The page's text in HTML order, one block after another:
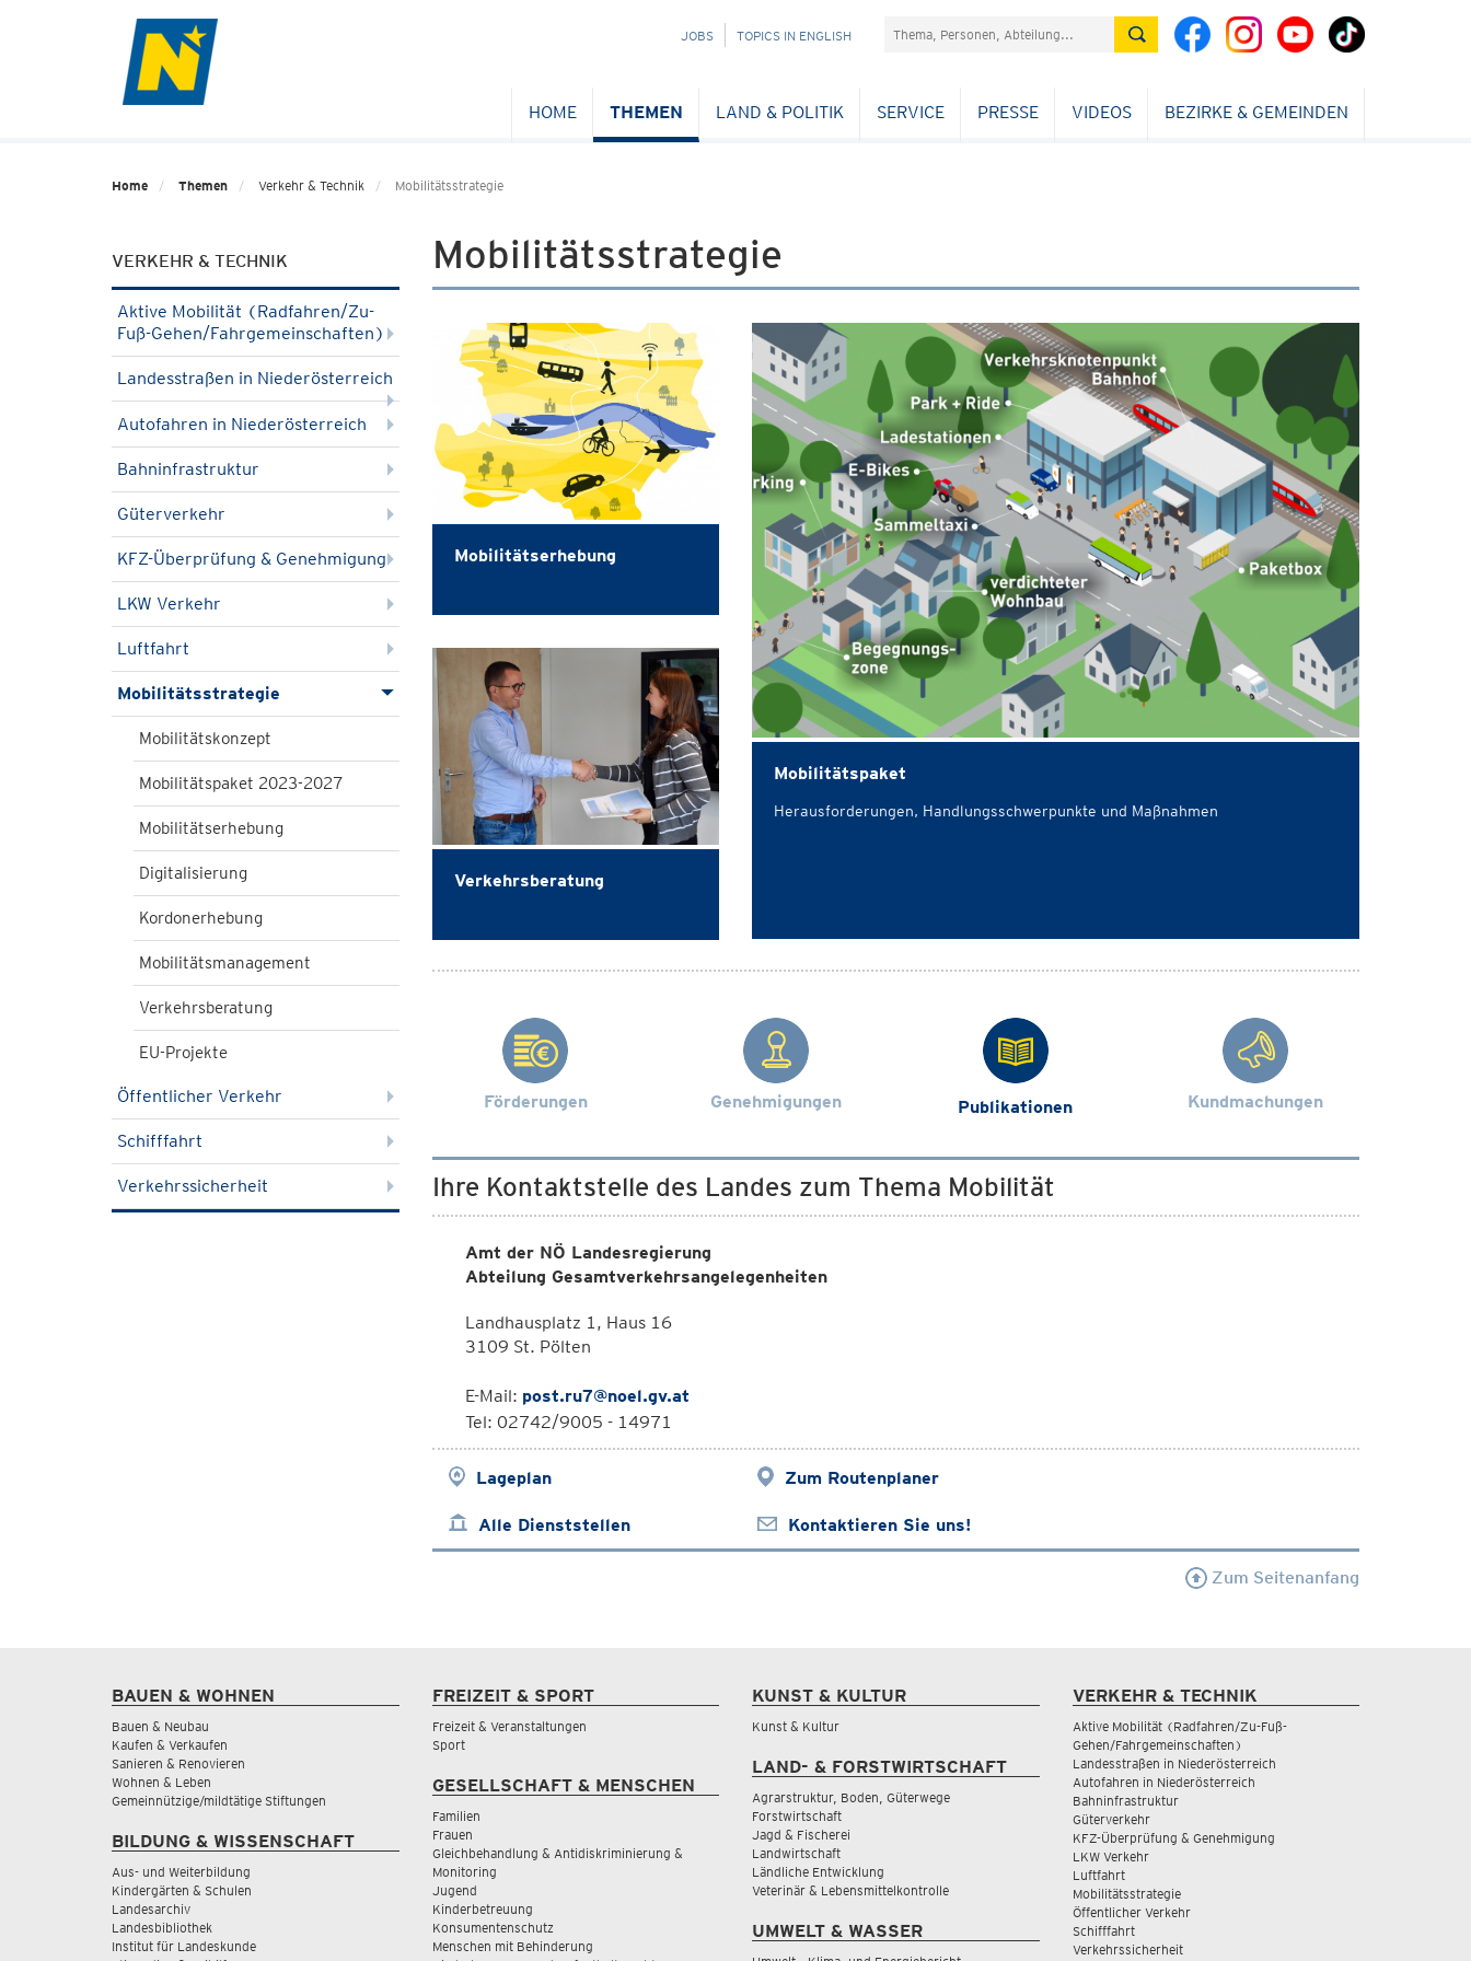
NAVIGATION
JOBS TOPICS IN ENGLISH Suchefeld
HOME THEMEN LAND & POLITIK SERVICE PRESSE VIDEOS BEZIRKE & GEMEINDEN
Home Themen Verkehr & Technik Mobilitätsstrategie
VERKEHR & TECHNIK
Aktive Mobilität (Radfahren/Zu-
Fuß-Gehen/Fahrgemeinschaften)
Landesstraßen in Niederösterreich
Autofahren in Niederösterreich
Bahninfrastruktur
Güterverkehr
KFZ-Überprüfung & Genehmigung
LKW Verkehr
Luftfahrt
Mobilitätsstrategie
Mobilitätskonzept
Mobilitätspaket 2023-2027
Mobilitätserhebung
Digitalisierung
Kordonerhebung
Mobilitätsmanagement
Verkehrsberatung
EU-Projekte
Öffentlicher Verkehr
Schifffahrt
Verkehrssicherheit
Mobilitätsstrategie
Mobilitätspaket
Herausforderungen, Handlungsschwerpunkte und Maßnahmen
Mobilitätserhebung
Verkehrsberatung
Förderungen Genehmigungen Publikationen Kundmachungen
Ihre Kontaktstelle des Landes zum Thema Mobilität
Amt der NÖ Landesregierung
Abteilung Gesamtverkehrsangelegenheiten
Landhausplatz 1, Haus 16
3109 St. Pölten
E-Mail: post.ru7@noel.gv.at
Tel: 02742/9005 - 14971
Lageplan Zum Routenplaner
Alle Dienststellen Kontaktieren Sie uns!
Zum Seitenanfang
BAUEN & WOHNEN
Bauen & Neubau
Kaufen & Verkaufen
Sanieren & Renovieren
Wohnen & Leben
Gemeinnützige/mildtätige Stiftungen
BILDUNG & WISSENSCHAFT
Aus- und Weiterbildung
Kindergärten & Schulen
Landesarchiv
Landesbibliothek
Institut für Landeskunde
FREIZEIT & SPORT
Freizeit & Veranstaltungen
Sport
GESELLSCHAFT & MENSCHEN
Familien
Frauen
Gleichbehandlung & Antidiskriminierung &
Monitoring
Jugend
Kinderbetreuung
Konsumentenschutz
Menschen mit Behinderung
KUNST & KULTUR
Kunst & Kultur
LAND- & FORSTWIRTSCHAFT
Agrarstruktur, Boden, Güterwege
Forstwirtschaft
Jagd & Fischerei
Landwirtschaft
Ländliche Entwicklung
Veterinär & Lebensmittelkontrolle
UMWELT & WASSER
VERKEHR & TECHNIK
Aktive Mobilität (Radfahren/Zu-Fuß-
Gehen/Fahrgemeinschaften)
Landesstraßen in Niederösterreich
Autofahren in Niederösterreich
Bahninfrastruktur
Güterverkehr
KFZ-Überprüfung & Genehmigung
LKW Verkehr
Luftfahrt
Mobilitätsstrategie
Öffentlicher Verkehr
Schifffahrt
Verkehrssicherheit